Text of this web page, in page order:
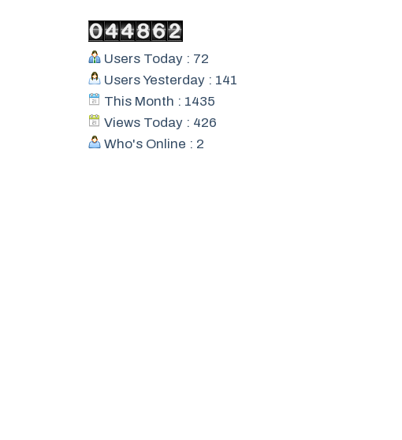
Users Today : 72
Users Yesterday : 141
This Month : 1435
Views Today : 426
Who's Online : 2